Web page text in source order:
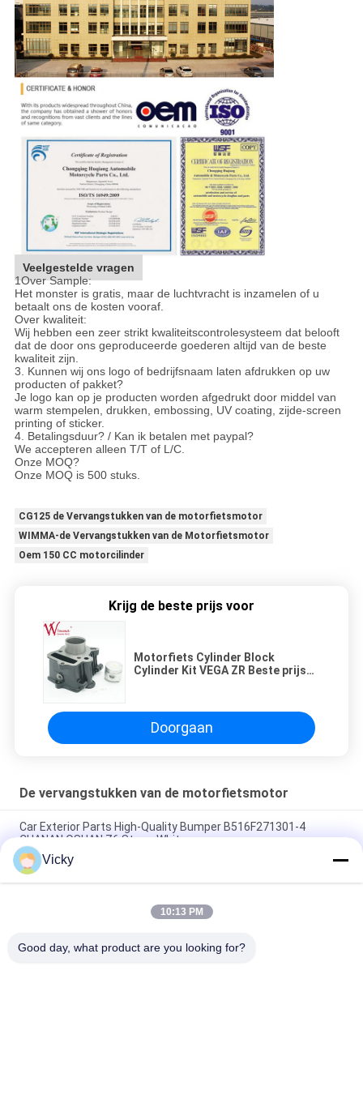
Veelgestelde vragen
1Over Sample:
Het monster is gratis, maar de luchtvracht is inzamelen of u
betaalt ons de kosten vooraf.
Over kwaliteit:
Wij hebben een zeer strikt kwaliteitscontrolesysteem dat belooft
dat de door ons geproduceerde goederen altijd van de beste
kwaliteit zijn.
3. Kunnen wij ons logo of bedrijfsnaam laten afdrukken op uw
producten of pakket?
Je logo kan op je producten worden afgedrukt door middel van
warm stempelen, drukken, embossing, UV coating, zijde-screen
printing of sticker.
4. Betalingsduur? / Kan ik betalen met paypal?
We accepteren alleen T/T of L/C.
Onze MOQ?
Onze MOQ is 500 stuks.
CG125 de Vervangstukken van de motorfietsmotor
WIMMA-de Vervangstukken van de Motorfietsmotor
Oem 150 CC motorcilinder
Krijg de beste prijs voor
Motorfiets Cylinder Block
Cylinder Kit VEGA ZR Beste prijs
Doorgaan
De vervangstukken van de motorfietsmotor
Car Exterior Parts High-Quality Bumper B516F271301-4
CHANAN OSHAN​ Z6 Starry White
Startmotor Honda EX5 Motorfiets motor onderdelen
goedkoop groothandel met hoge prestaties
Motorfietsversteker voor CPR8EAIX-9 China Leveranciers
Vicky
10:13 PM
Good day, what product are you looking for?